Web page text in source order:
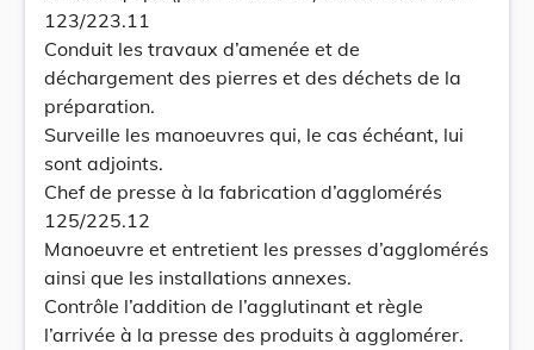
123/223.11
Conduit les travaux d’amenée et de
déchargement des pierres et des déchets de la
préparation.
Surveille les manoeuvres qui, le cas échéant, lui
sont adjoints.
Chef de presse à la fabrication d’agglomérés
125/225.12
Manoeuvre et entretient les presses d’agglomérés
ainsi que les installations annexes.
Contrôle l’addition de l’agglutinant et règle
l’arrivée à la presse des produits à agglomérer.